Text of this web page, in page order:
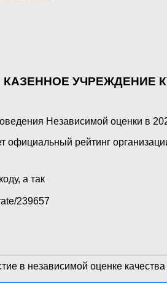
УЧРЕЖДЕНИЕ
Независимой оценки в
рейтинг
а так
239657
в независимой оценке